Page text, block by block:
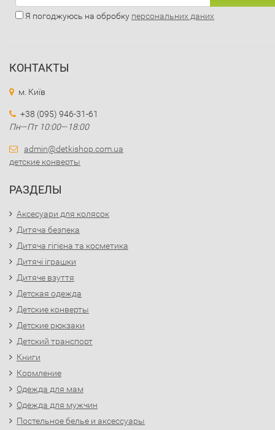
Я погоджуюсь на обробку персональних даних
КОНТАКТЫ
м. Київ
+38 (095) 946-31-61
Пн—Пт 10:00—18:00
admin@detkishop.com.ua
детские конверты
РАЗДЕЛЫ
Аксесуари для колясок
Дитяча безпека
Дитяча гігієна та косметика
Дитячі іграшки
Дитяче взуття
Детская одежда
Детские конверты
Детские рюкзаки
Детский транспорт
Книги
Кормление
Одежда для мам
Одежда для мужчин
Постельное белье и аксессуары